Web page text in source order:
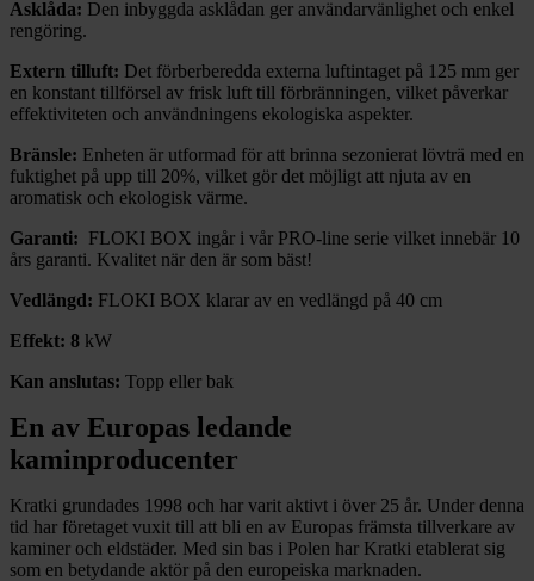
Asklåda: Den inbyggda asklådan ger användarvänlighet och enkel
rengöring.
Extern tilluft: Det förberberedda externa luftintaget på 125 mm ger
en konstant tillförsel av frisk luft till förbränningen, vilket påverkar
effektiviteten och användningens ekologiska aspekter.
Bränsle: Enheten är utformad för att brinna sezonierat lövträ med en
fuktighet på upp till 20%, vilket gör det möjligt att njuta av en
aromatisk och ekologisk värme.
Garanti: FLOKI BOX ingår i vår PRO-line serie vilket innebär 10
års garanti. Kvalitet när den är som bäst!
Vedlängd: FLOKI BOX klarar av en vedlängd på 40 cm
Effekt: 8 kW
Kan anslutas: Topp eller bak
En av Europas ledande
kaminproducenter
Kratki grundades 1998 och har varit aktivt i över 25 år. Under denna
tid har företaget vuxit till att bli en av Europas främsta tillverkare av
kaminer och eldstäder. Med sin bas i Polen har Kratki etablerat sig
som en betydande aktör på den europeiska marknaden.